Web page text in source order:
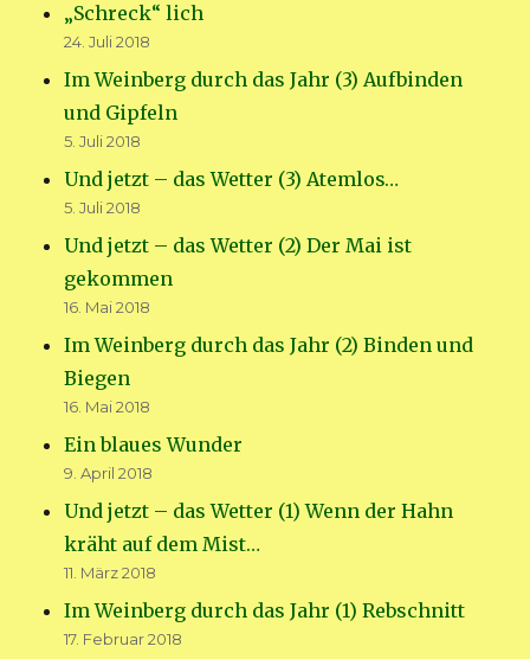
„Schreck“ lich
24. Juli 2018
Im Weinberg durch das Jahr (3) Aufbinden
und Gipfeln
5. Juli 2018
Und jetzt – das Wetter (3) Atemlos…
5. Juli 2018
Und jetzt – das Wetter (2) Der Mai ist
gekommen
16. Mai 2018
Im Weinberg durch das Jahr (2) Binden und
Biegen
16. Mai 2018
Ein blaues Wunder
9. April 2018
Und jetzt – das Wetter (1) Wenn der Hahn
kräht auf dem Mist…
11. März 2018
Im Weinberg durch das Jahr (1) Rebschnitt
17. Februar 2018